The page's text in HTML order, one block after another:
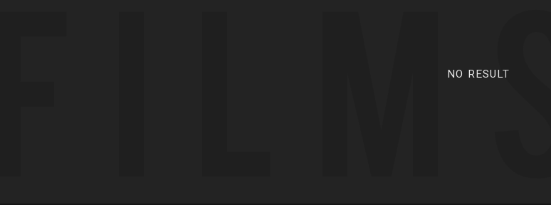
NO RESULT